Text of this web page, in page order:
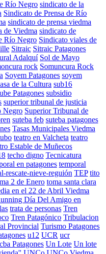
Río Negro sindicato de la
Sindicato de Prensa de Río
sindicato de prensa viedma
de Viedma sindicato de
Río Negro Sindicato viales de
Sitraic Sitraic Patagones
Adalquí Sol de Mayo
rock Somuncura Rock
Soyem Patagones soyem
de la Cultura sub16
Patagones subsidio
superior tribunal de justicia
Negro Superior Tribunal de
suteba feb suteba patagones
Tasas Municipales Viedma
teatro en Valcheta teatro
Estable de Muñecos
techo digno Tecnicatura
en patagones temporal
rescate-nieve-reguión TEP tito
2 de Enero toma santa clara
en el 22 de Abril Viedma
Día Del Amigo en
trata de personas Tren
Tren Patagónico Tribulacion
Provincial Turismo Patagones
u12 UCR ucr
Patagones Un Lote Un lote